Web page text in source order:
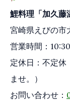
鯉料理「加久藤
宮崎県えびの市
営業時間：
定休日：不定休
ませ。）
お問い合わせ：